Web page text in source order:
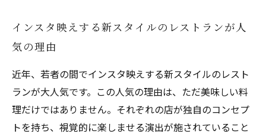
インスタ映えする新スタイルのレストランが人
気の理由
近年、若者の間でインスタ映えする新スタイルのレスト
ランが大人気です。この人気の理由は、ただ美味しい料
理だけではありません。それぞれの店が独自のコンセプ
トを持ち、視覚的に楽しませる演出が施されていること